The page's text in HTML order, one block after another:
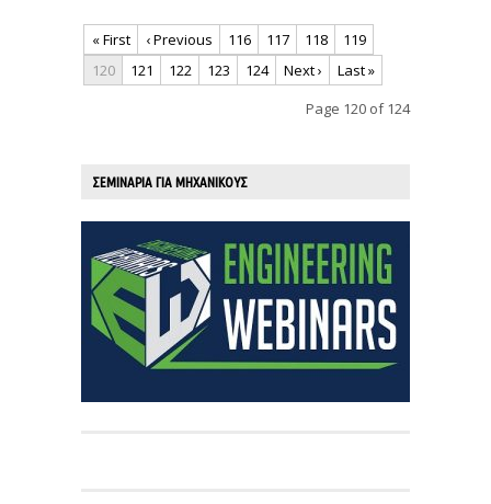
« First ‹ Previous 116 117 118
119
120
121 122 123 124 Next ›
Last »
Page 120 of 124
ΣΕΜΙΝΑΡΙΑ ΓΙΑ ΜΗΧΑΝΙΚΟΥΣ